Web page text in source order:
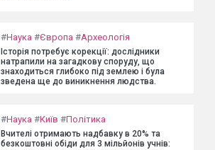
#Наука #Європа #Археологія
Історія потребує корекції: дослідники
натрапили на загадкову споруду, що
знаходиться глибоко під землею і була
зведена ще до виникнення людства.
#Наука #Київ #Політика
Вчителі отримають надбавку в 20% та
безкоштовні обіди для 3 мільйонів учнів: